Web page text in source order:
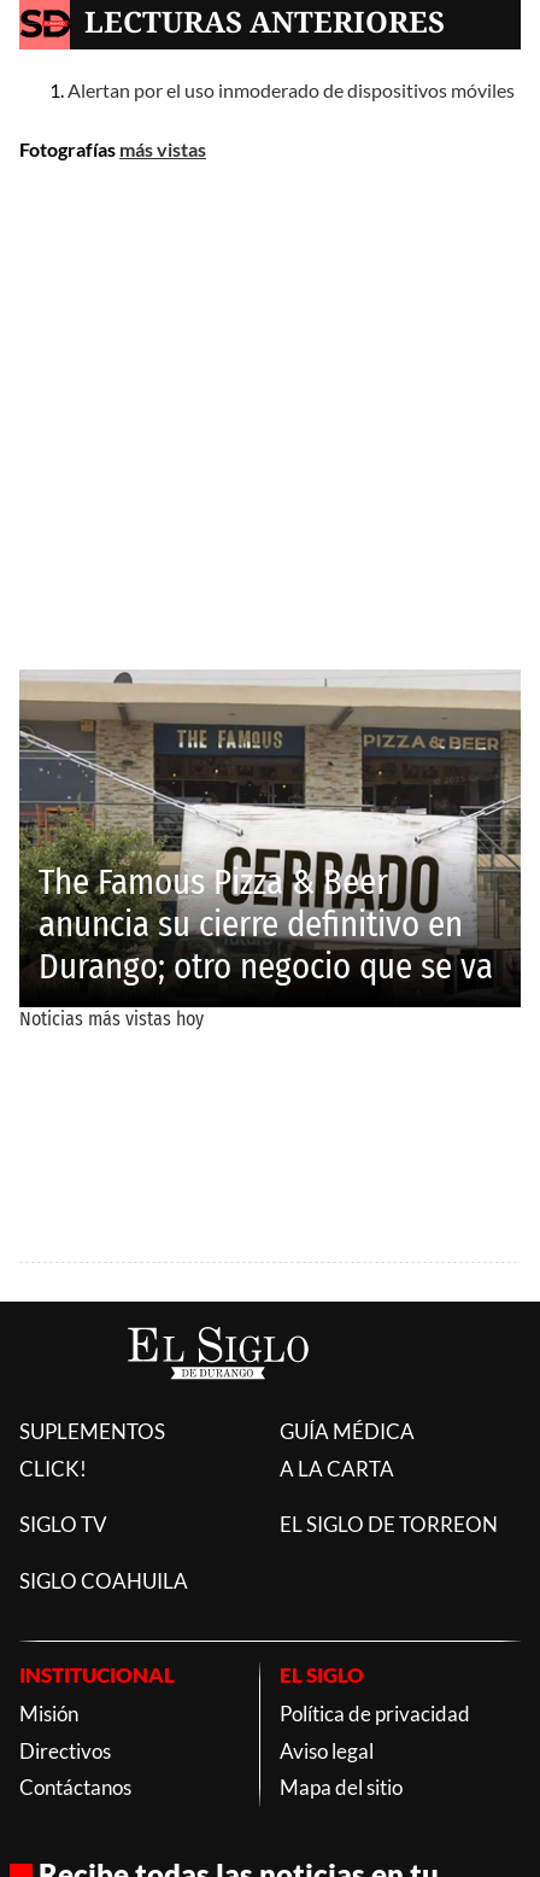
LECTURAS ANTERIORES
Alertan por el uso inmoderado de dispositivos móviles
Fotografías más vistas
SUPLEMENTOS
CLICK!
GUÍA MÉDICA
A LA CARTA
SIGLO TV EL SIGLO DE TORREON
SIGLO COAHUILA
INSTITUCIONAL
Misión
Directivos
Contáctanos
EL SIGLO
Política de privacidad
Aviso legal
Mapa del sitio